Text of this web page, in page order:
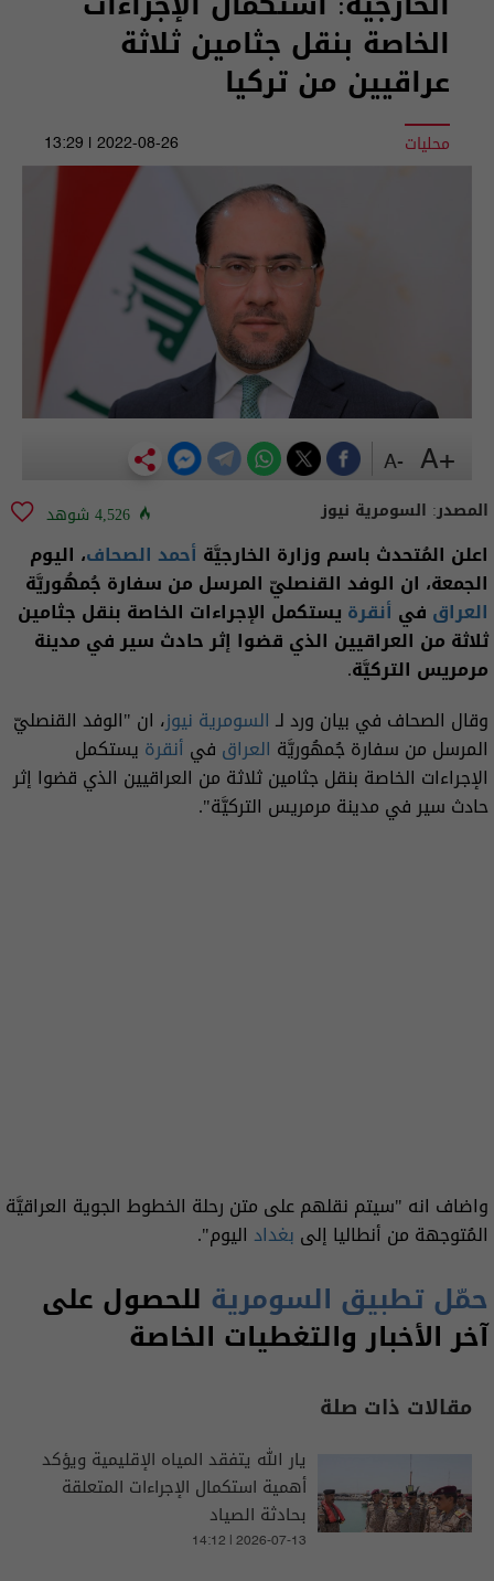
الخاصة بنقل جثامين ثلاثة
عراقيين من تركيا
محليات 2022-08-26 | 13:29
المصدر: السومرية نيوز 4,526 شوهد
اعلن المُتحدث باسم وزارة الخارجيَّة أحمد الصحاف، اليوم
الجمعة، ان الوفد القنصليّ المرسل من سفارة جُمهُوريَّة
العراق في أنقرة يستكمل الإجراءات الخاصة بنقل جثامين
ثلاثة من العراقيين الذي قضوا إثر حادث سير في مدينة
مرمريس التركيَّة.
وقال الصحاف في بيان ورد لـ السومرية نيوز، ان "الوفد القنصليّ
المرسل من سفارة جُمهُوريَّة العراق في أنقرة يستكمل
الإجراءات الخاصة بنقل جثامين ثلاثة من العراقيين الذي قضوا إثر
حادث سير في مدينة مرمريس التركيَّة".
واضاف انه "سيتم نقلهم على متن رحلة الخطوط الجوية العراقيَّة
المُتوجهة من أنطاليا إلى بغداد اليوم".
حمّل تطبيق السومرية للحصول على
آخر الأخبار والتغطيات الخاصة
مقالات ذات صلة
يار الله يتفقد المياه الإقليمية ويؤكد
أهمية استكمال الإجراءات المتعلقة
بحادثة الصياد
14:12 | 2026-07-13
+A
-A